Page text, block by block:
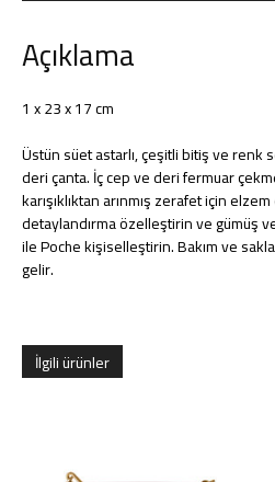
Açıklama
1 x 23 x 17 cm
Üstün süet astarlı, çeşitli bitiş ve
deri çanta. İç cep ve deri fermuar
karışıklıktan arınmış zerafet için
detaylandırma özelleştirin ve gümüş
ile Poche kişiselleştirin. Bakım ve
gelir.
İlgili ürünler